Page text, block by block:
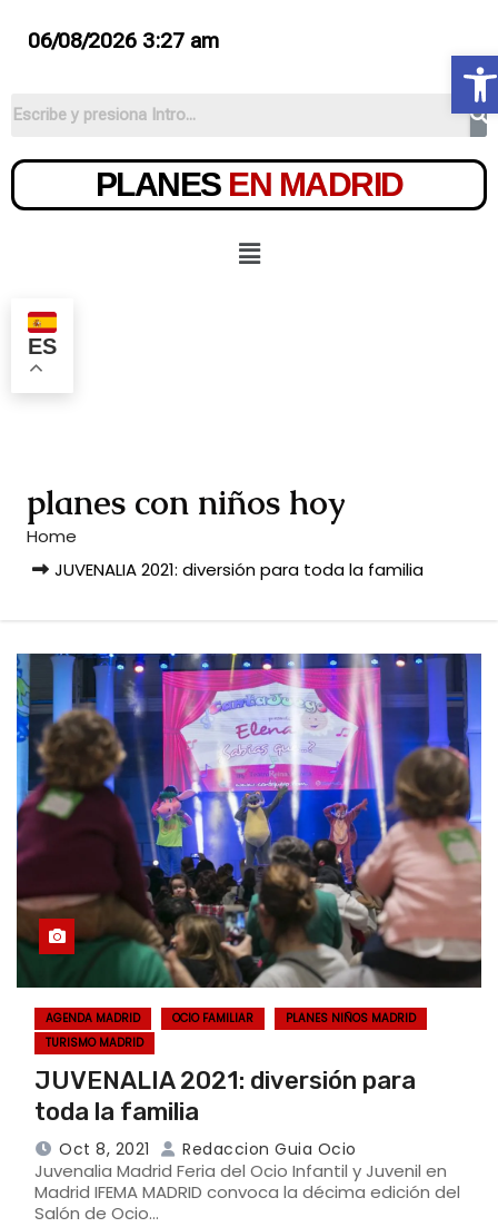
06/08/2026 3:27 am
PLANES EN MADRID
ES
planes con niños hoy
Home
JUVENALIA 2021: diversión para toda la familia
AGENDA MADRID OCIO FAMILIAR
PLANES NIÑOS MADRID
TURISMO MADRID
JUVENALIA 2021: diversión para
toda la familia
Oct 8, 2021 Redaccion Guia Ocio
Juvenalia Madrid Feria del Ocio Infantil y Juvenil en
Madrid IFEMA MADRID convoca la décima edición del
Salón de Ocio…